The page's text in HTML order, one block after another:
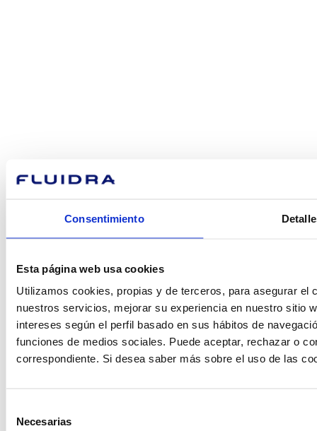
Consentimiento
Esta página web usa cookies
Utilizamos cookies, propias y de terceros, para asegurar el
nuestros servicios, mejorar su experiencia en nuestro sitio
intereses según el perfil basado en sus hábitos de
funciones de medios sociales. Puede aceptar, rechazar o
correspondiente. Si desea saber más sobre el uso de las
Necesarias
podemos
ayudarte?
Contacto
Encuentre Fluidra